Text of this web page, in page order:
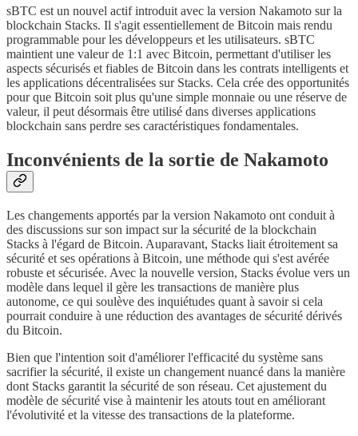
sBTC est un nouvel actif introduit avec la version Nakamoto sur la
blockchain Stacks. Il s'agit essentiellement de Bitcoin mais rendu
programmable pour les développeurs et les utilisateurs. sBTC
maintient une valeur de 1:1 avec Bitcoin, permettant d'utiliser les
aspects sécurisés et fiables de Bitcoin dans les contrats intelligents et
les applications décentralisées sur Stacks. Cela crée des opportunités
pour que Bitcoin soit plus qu'une simple monnaie ou une réserve de
valeur, il peut désormais être utilisé dans diverses applications
blockchain sans perdre ses caractéristiques fondamentales.
Inconvénients de la sortie de Nakamoto
Les changements apportés par la version Nakamoto ont conduit à
des discussions sur son impact sur la sécurité de la blockchain
Stacks à l'égard de Bitcoin. Auparavant, Stacks liait étroitement sa
sécurité et ses opérations à Bitcoin, une méthode qui s'est avérée
robuste et sécurisée. Avec la nouvelle version, Stacks évolue vers un
modèle dans lequel il gère les transactions de manière plus
autonome, ce qui soulève des inquiétudes quant à savoir si cela
pourrait conduire à une réduction des avantages de sécurité dérivés
du Bitcoin.
Bien que l'intention soit d'améliorer l'efficacité du système sans
sacrifier la sécurité, il existe un changement nuancé dans la manière
dont Stacks garantit la sécurité de son réseau. Cet ajustement du
modèle de sécurité vise à maintenir les atouts tout en améliorant
l'évolutivité et la vitesse des transactions de la plateforme.